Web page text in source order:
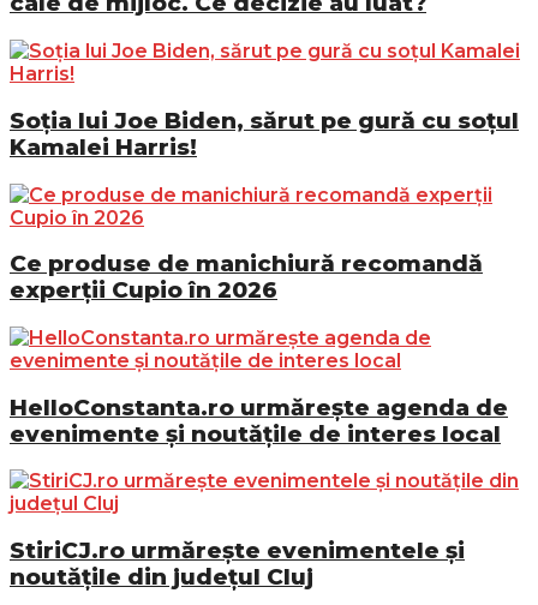
Soția lui Joe Biden, sărut pe gură cu soțul
Kamalei Harris!
Ce produse de manichiură recomandă
experții Cupio în 2026
HelloConstanta.ro urmărește agenda de
evenimente și noutățile de interes local
StiriCJ.ro urmărește evenimentele și
noutățile din județul Cluj